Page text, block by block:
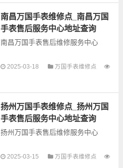
的故障检测维修，手表保养等业
务，为了享受优质的...
南昌万国手表维修点_南昌万国
手表售后服务中心地址查询
南昌万国手表售后维修服务中心
以下是古锋网为您整理的南昌万国
的故障检测维修，手表保养等业
务，为了享受优质的...
2025-03-18
万国手表维修点
扬州万国手表维修点_扬州万国
手表售后服务中心地址查询
扬州万国手表售后维修服务中心
以下是古锋网为您整理的扬州万国
2025-03-15
万国手表维修点